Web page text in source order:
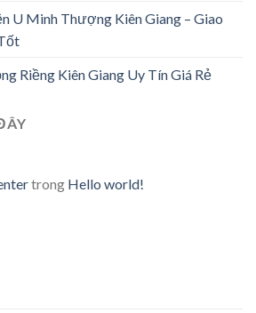
U Minh Thượng Kiên Giang – Giao
Riềng Kiên Giang Uy Tín Giá Rẻ
trong Hello world!